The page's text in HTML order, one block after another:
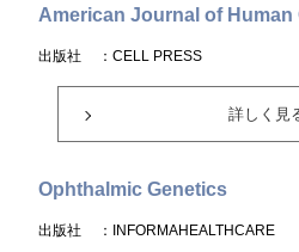
American Journal of Human
出版社 ：CELL PRESS
詳しく見
Ophthalmic Genetics
出版社 ：INFORMAHEALTHCARE